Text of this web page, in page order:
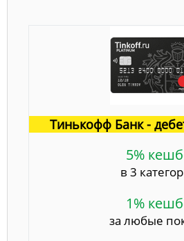
Тинькофф Банк -
5%
в 3
1%
за любые